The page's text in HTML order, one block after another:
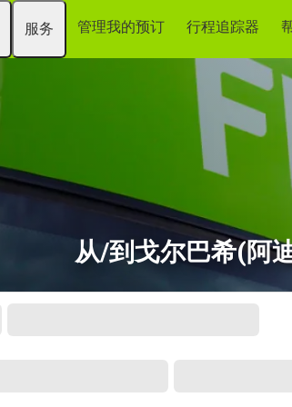
服务 管理我的预订 行程追踪器
从/到戈尔巴希(阿